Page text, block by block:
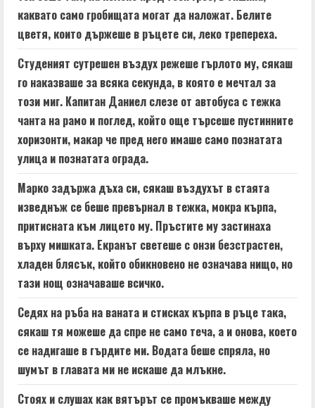
a
d
i
n
g
каквато само гробищата могат да наложат. Белите
цветя, които държеше в ръцете си, леко трепереха.
Студеният сутрешен въздух режеше гърлото му, сякаш
го наказваше за всяка секунда, в която е мечтал за
този миг. Капитан Даниел слезе от автобуса с тежка
чанта на рамо и поглед, който още търсеше пустинните
хоризонти, макар че пред него имаше само познатата
улица и познатата ограда.
Марко задържа дъха си, сякаш въздухът в стаята
изведнъж се беше превърнал в тежка, мокра кърпа,
притисната към лицето му. Пръстите му застинаха
върху мишката. Екранът светеше с онзи безстрастен,
хладен блясък, който обикновено не означава нищо, но
тази нощ означаваше всичко.
Седях на ръба на ваната и стисках кърпа в ръце така,
сякаш тя можеше да спре не само теча, а и онова, което
се надигаше в гърдите ми. Водата беше спряла, но
шумът в главата ми не искаше да млъкне.
Стоях и слушах как вятърът се промъкваше между